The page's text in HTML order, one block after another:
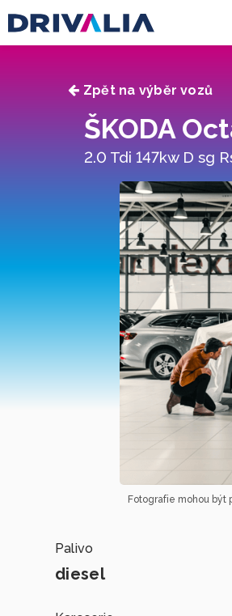
Zpět na výběr vozů
ŠKODA
2.0 Tdi 147kw D sg
Fotografie mohou být
Palivo
diesel